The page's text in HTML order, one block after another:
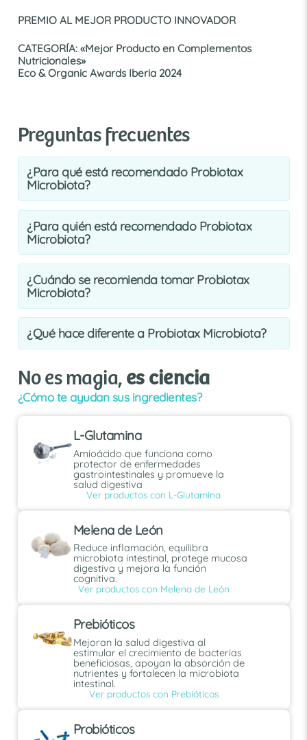
PREMIO AL MEJOR PRODUCTO INNOVADOR
CATEGORÍA: «Mejor Producto en Complementos
Nutricionales»
Eco & Organic Awards Iberia 2024
Preguntas frecuentes
¿Para qué está recomendado Probiotax
Microbiota?
¿Para quién está recomendado Probiotax
Microbiota?
¿Cuándo se recomienda tomar Probiotax
Microbiota?
¿Qué hace diferente a Probiotax Microbiota?
No es magia, es ciencia
¿Cómo te ayudan sus ingredientes?
L-Glutamina
Amioácido que funciona como
protector de enfermedades
gastrointestinales y promueve la
salud digestiva
Ver productos con L-Glutamina
Melena de León
Reduce inflamación, equilibra
microbiota intestinal, protege mucosa
digestiva y mejora la función
cognitiva.
Ver productos con Melena de León
Prebióticos
Mejoran la salud digestiva al
estimular el crecimiento de bacterias
beneficiosas, apoyan la absorción de
nutrientes y fortalecen la microbiota
intestinal.
Ver productos con Prebióticos
Probióticos